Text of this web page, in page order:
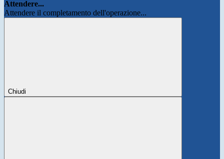
Attendere...
Attendere il completamento dell'operazione...
Chiudi